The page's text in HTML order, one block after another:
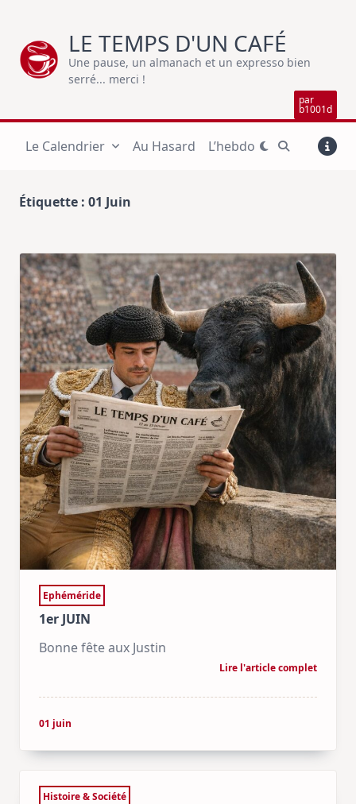
content
LE TEMPS D'UN CAFÉ
Une pause, un almanach et un expresso bien
serré... merci !
par
b1001d
Le Calendrier Au Hasard L’hebdo
Étiquette : 01 Juin
Ephéméride
1er JUIN
Bonne fête aux Justin
Lire l'article complet
01 juin
Histoire & Société